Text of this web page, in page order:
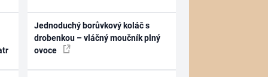
Jednoduchý borůvkový koláč s
drobenkou – vláčný moučník plný
ovoce